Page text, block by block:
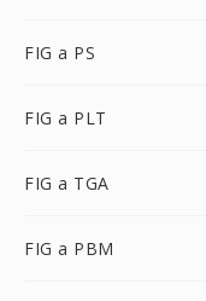
FIG a PS
FIG a PLT
FIG a TGA
FIG a PBM